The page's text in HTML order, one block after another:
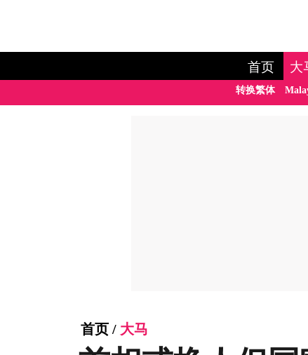
首页 大
转换繁体
首页 / 大马